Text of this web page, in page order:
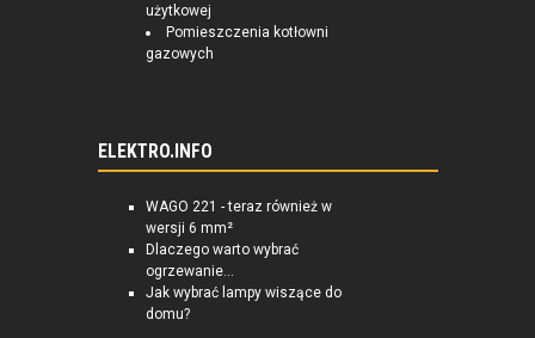
użytkowej
Pomieszczenia kotłowni
gazowych
ELEKTRO.INFO
WAGO 221 - teraz również w
wersji 6 mm²
Dlaczego warto wybrać
ogrzewanie...
Jak wybrać lampy wiszące do
domu?